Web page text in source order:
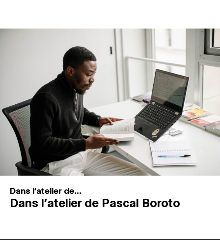
Dans l'atelier de...
Dans l’atelier de Pascal Boroto